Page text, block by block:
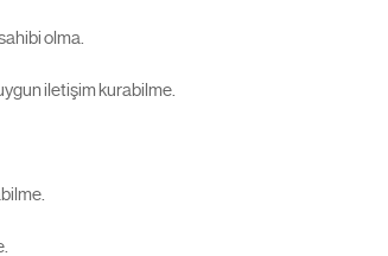
olma.
iletişim kurabilme.